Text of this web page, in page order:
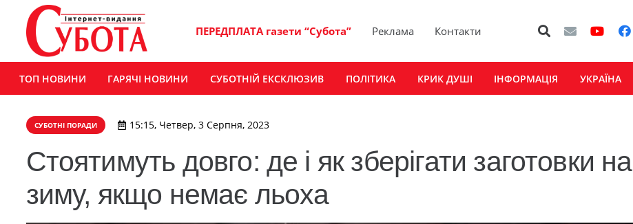
ПЕРЕДПЛАТА газети “Субота” Реклама Контакти
ТОП НОВИНИ ГАРЯЧІ НОВИНИ СУБОТНІЙ ЕКСКЛЮЗИВ ПОЛІТИКА КРИК ДУШІ ІНФОРМАЦІЯ УКРАЇНА
СУБОТНІ ПОРАДИ 15:15, Четвер, 3 Серпня, 2023
Стоятимуть довго: де і як зберігати заготовки на
зиму, якщо немає льоха